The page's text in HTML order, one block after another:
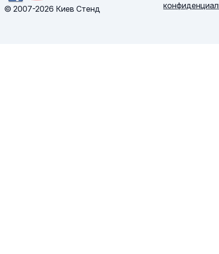
© 2007-2026 Киев Стенд